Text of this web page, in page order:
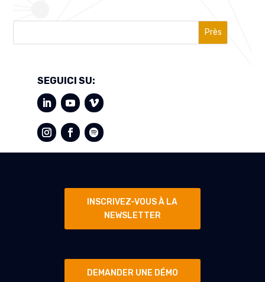
Près
SEGUICI SU:
INSCRIVEZ-VOUS À LA
NEWSLETTER
DEMANDER UNE DÉMO